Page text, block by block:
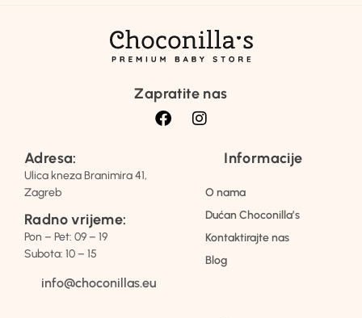
Zapratite nas
Adresa:
Ulica kneza Branimira 41,
Zagreb
Radno vrijeme:
Pon – Pet: 09 – 19
Subota: 10 – 15
info@choconillas.eu
Informacije
O nama
Dućan Choconilla’s
Kontaktirajte nas
Blog